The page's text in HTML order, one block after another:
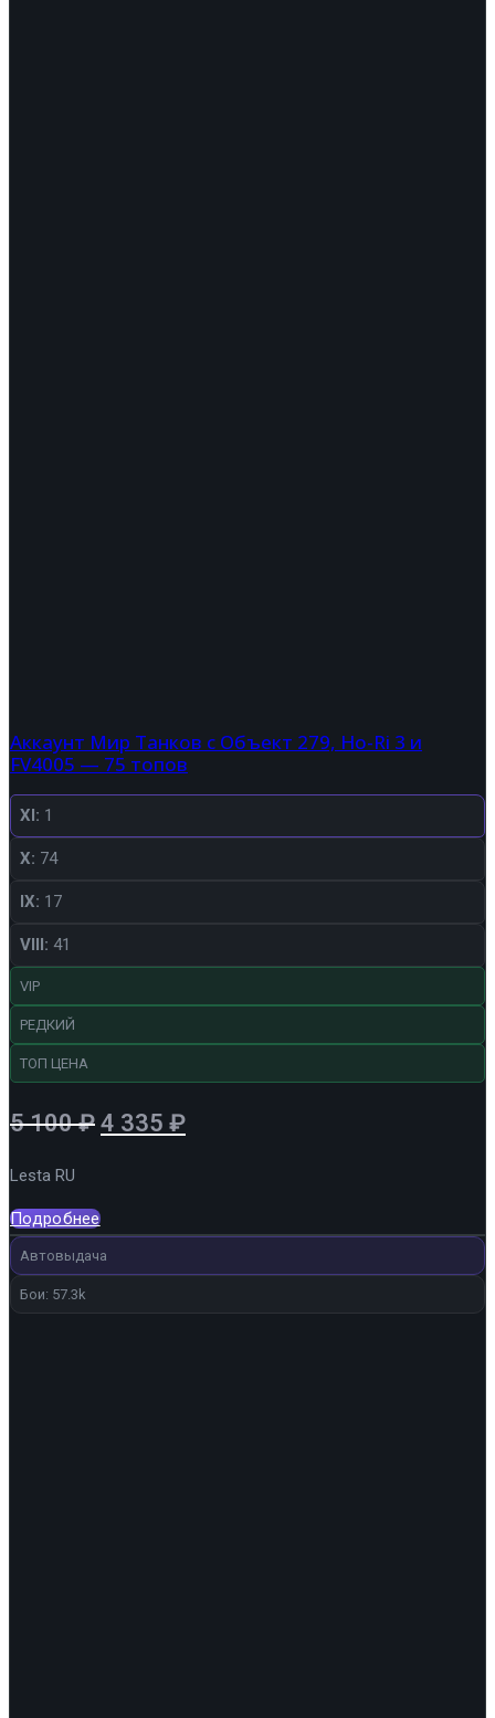
Аккаунт Мир Танков с Объект 279, Ho-Ri 3 и
FV4005 — 75 топов
XI: 1
X: 74
IX: 17
VIII: 41
VIP
РЕДКИЙ
ТОП ЦЕНА
5 100₽ Первоначальная
5
100 ₽.
4 335 ₽Текущая
Lesta RU
Подробнее
Автовыдача
Бои: 57.3k